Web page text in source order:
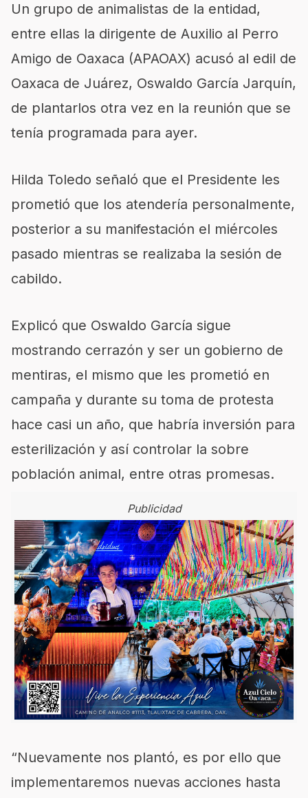
Un grupo de animalistas de la entidad,
entre ellas la dirigente de Auxilio al Perro
Amigo de Oaxaca (APAOAX) acusó al edil de
Oaxaca de Juárez, Oswaldo García Jarquín,
de plantarlos otra vez en la reunión que se
tenía programada para ayer.
Hilda Toledo señaló que el Presidente les
prometió que los atendería personalmente,
posterior a su manifestación el miércoles
pasado mientras se realizaba la sesión de
cabildo.
Explicó que Oswaldo García sigue
mostrando cerrazón y ser un gobierno de
mentiras, el mismo que les prometió en
campaña y durante su toma de protesta
hace casi un año, que habría inversión para
esterilización y así controlar la sobre
población animal, entre otras promesas.
Publicidad
“Nuevamente nos plantó, es por ello que
implementaremos nuevas acciones hasta